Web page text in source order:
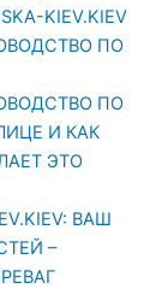
KIEV.KIEV
ПО
ПО
И КАК
ЭТО
ВАШ
–